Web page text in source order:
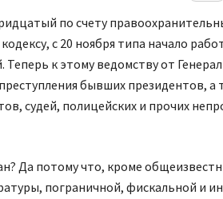
по счету
с 20 ноября типа начало
к этому ведомству от
бывших президентов, а
судей, полицейских и прочих
Да потому что, кроме
пограничной, фискальной и